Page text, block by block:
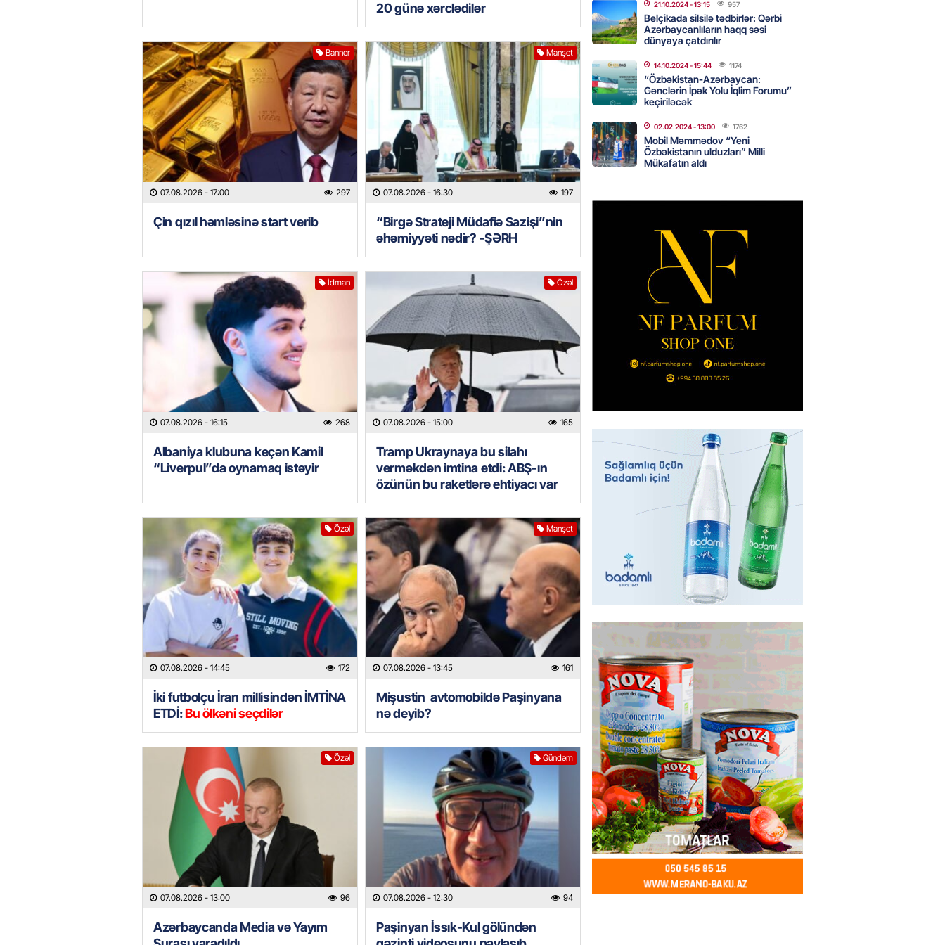
20 günə xərclədilər
Banner
07.08.2026 - 17:00 297
Çin qızıl həmləsinə start verib
Manşet
07.08.2026 - 16:30 197
“Birgə Strateji Müdafiə Sazişi”nin
əhəmiyyəti nədir? -ŞƏRH
İdman
07.08.2026 - 16:15 268
Albaniya klubuna keçən Kamil
“Liverpul”da oynamaq istəyir
Özəl
07.08.2026 - 15:00 165
Tramp Ukraynaya bu silahı
verməkdən imtina etdi: ABŞ-ın
özünün bu raketlərə ehtiyacı var
Özəl
07.08.2026 - 14:45 172
İki futbolçu İran millisindən İMTİNA
ETDİ:Bu ölkəni seçdilər
Manşet
07.08.2026 - 13:45 161
Mişustin avtomobildə Paşinyana
nə deyib?
Özəl
07.08.2026 - 13:00 96
Azərbaycanda Media və Yayım
Gündəm
07.08.2026 - 12:30 94
Paşinyan İssık-Kul gölündən
MANŞET
AAYDA-nın tərəzi məntəqələrindən
şikayət -156 ya yaşıl, vətəndaşa qırmızı
işıq?
07.08.2026- 18:00 188
GÜNDƏM
Hərbi xidmətə görə rüşvət alan vəzifəli
şəxslərin məhkəməsi BAŞLAYIR
Ad günü şənliyində yaralanan rus
general öldü – VİDEO
- 17:30
95 yaşlı qadının milyonluq mirası ilə
bağlı qalmaqal: 546 min manatı 20
günə xərclədilər
07.08.2026- 17:15
07.08.2026 297
GÜNDƏM
Ülviyyə İlyasova fəhləyə borclu qalıb?
07.08.2026- 16:45 295
“Birgə Strateji Müdafiə Sazişi”nin
əhəmiyyəti nədir? -ŞƏRH
Albaniya klubuna keçən Kamil
“Liverpul”da oynamaq istəyir
07.08.2026- 16:15 268
HADISƏ
Tovuzda qadın qətlə yetirildi – Şübhəli
qardaşı oğludur
07.08.2026- 16:00 253
GÜNDƏM
Türkiyədə 37,6 milyon, Rusiyada 16,7
milyon – Azərbaycanlıların yemək
xərcləri
07.08.2026- 15:45
21.10.2024- 13:15 957
Belçikada silsilə tədbirlər: Qərbi
Azərbaycanlıların haqq səsi
dünyaya çatdırılır
14.10.2024- 15:44 1174
“Özbəkistan-Azərbaycan:
Gənclərin İpək Yolu İqlim Forumu”
keçiriləcək
02.02.2024- 13:00 1762
Mobil Məmmədov “Yeni
Özbəkistanın ulduzları” Milli
Mükafatın aldı